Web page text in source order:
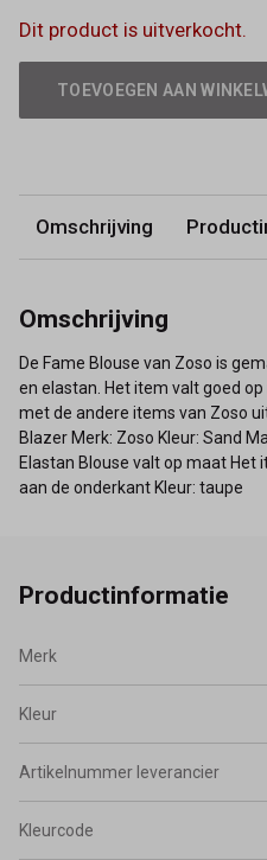
Dit product is uitverkocht.
TOEVOEGEN AAN
Omschrijving
Omschrijving
De Fame Blouse van Zoso is
en elastan. Het item valt goed
met de andere items van Zoso
Blazer Merk: Zoso Kleur: Sand
Elastan Blouse valt op maat
aan de onderkant Kleur: taupe
Productinformatie
Merk
Kleur
Artikelnummer leverancier
Kleurcode